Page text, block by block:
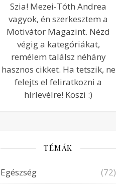
Szia! Mezei-Tóth Andrea
vagyok, én szerkesztem a
Motivátor Magazint. Nézd
végig a kategóriákat,
remélem találsz néhány
hasznos cikket. Ha tetszik, ne
felejts el feliratkozni a
hírlevélre! Köszi :)
TÉMÁK
Egészség
(72)